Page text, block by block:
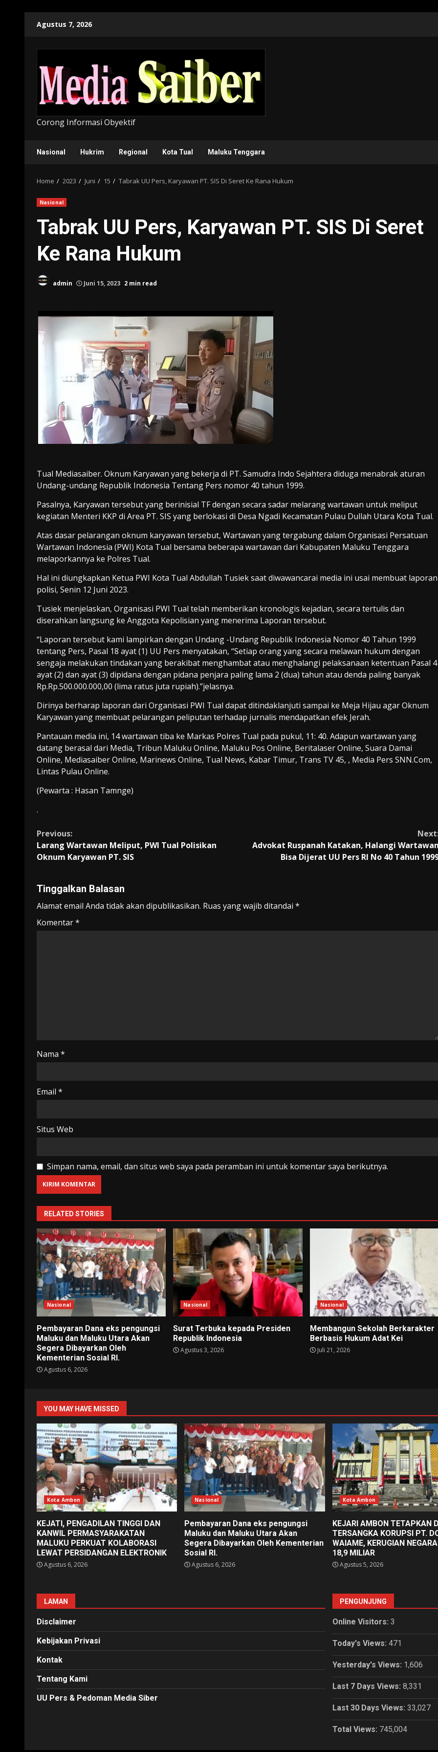
Agustus 7, 2026
Corong Informasi Obyektif
Nasional Hukrim Regional Kota Tual Maluku Tenggara
Home 2023 Juni 15 Tabrak UU Pers, Karyawan PT. SIS Di Seret Ke Rana Hukum
Nasional
Tabrak UU Pers, Karyawan PT. SIS Di Seret
Ke Rana Hukum
admin Juni 15, 2023 2 min read
Tual Mediasaiber. Oknum Karyawan yang bekerja di PT. Samudra Indo Sejahtera diduga menabrak aturan
Undang-undang Republik Indonesia Tentang Pers nomor 40 tahun 1999.
Pasalnya, Karyawan tersebut yang berinisial TF dengan secara sadar melarang wartawan untuk meliput
kegiatan Menteri KKP di Area PT. SIS yang berlokasi di Desa Ngadi Kecamatan Pulau Dullah Utara Kota Tual.
Atas dasar pelarangan oknum karyawan tersebut, Wartawan yang tergabung dalam Organisasi Persatuan
Wartawan Indonesia (PWI) Kota Tual bersama beberapa wartawan dari Kabupaten Maluku Tenggara
melaporkannya ke Polres Tual.
Hal ini diungkapkan Ketua PWI Kota Tual Abdullah Tusiek saat diwawancarai media ini usai membuat laporan
polisi, Senin 12 Juni 2023.
Tusiek menjelaskan, Organisasi PWI Tual telah memberikan kronologis kejadian, secara tertulis dan
diserahkan langsung ke Anggota Kepolisian yang menerima Laporan tersebut.
“Laporan tersebut kami lampirkan dengan Undang -Undang Republik Indonesia Nomor 40 Tahun 1999
tentang Pers, Pasal 18 ayat (1) UU Pers menyatakan, “Setiap orang yang secara melawan hukum dengan
sengaja melakukan tindakan yang berakibat menghambat atau menghalangi pelaksanaan ketentuan Pasal 4
ayat (2) dan ayat (3) dipidana dengan pidana penjara paling lama 2 (dua) tahun atau denda paling banyak
Rp.Rp.500.000.000,00 (lima ratus juta rupiah).”jelasnya.
Dirinya berharap laporan dari Organisasi PWI Tual dapat ditindaklanjuti sampai ke Meja Hijau agar Oknum
Karyawan yang membuat pelarangan peliputan terhadap jurnalis mendapatkan efek Jerah.
Pantauan media ini, 14 wartawan tiba ke Markas Polres Tual pada pukul, 11: 40. Adapun wartawan yang
datang berasal dari Media, Tribun Maluku Online, Maluku Pos Online, Beritalaser Online, Suara Damai
Online, Mediasaiber Online, Marinews Online, Tual News, Kabar Timur, Trans TV 45, , Media Pers SNN.Com,
Lintas Pulau Online.
(Pewarta : Hasan Tamnge)
.
Continue
Reading
Previous:
Larang Wartawan Meliput, PWI Tual Polisikan
Oknum Karyawan PT. SIS
Advokat Ruspanah Katakan, Halangi Wartawan
Bisa Dijerat UU Pers RI No 40 Tahun
Tinggalkan Balasan
Alamat email Anda tidak akan dipublikasikan. Ruas yang wajib ditandai *
Komentar*
Nama *
Email *
Situs Web
Simpan nama, email, dan situs web saya pada peramban ini untuk komentar saya berikutnya.
RELATED STORIES
Nasional
Pembayaran Dana eks pengungsi
Maluku dan Maluku Utara Akan
Segera Dibayarkan Oleh
Kementerian Sosial RI.
Agustus 6, 2026
Nasional
Surat Terbuka kepada Presiden
Republik Indonesia
Agustus 3, 2026
Nasional
Membangun Sekolah Berkarakter
Berbasis Hukum Adat Kei
Juli 21, 2026
YOU MAY HAVE MISSED
Kota Ambon
KEJATI, PENGADILAN TINGGI DAN
KANWIL PERMASYARAKATAN
MALUKU PERKUAT KOLABORASI
LEWAT PERSIDANGAN ELEKTRONIK
Agustus 6, 2026
Nasional
Pembayaran Dana eks pengungsi
Maluku dan Maluku Utara Akan
Segera Dibayarkan Oleh Kementerian
Sosial RI.
Agustus 6, 2026
Kota Ambon
KEJARI AMBON TETAPKAN
TERSANGKA KORUPSI PT.
WAIAME, KERUGIAN
18,9 MILIAR
Agustus 5, 2026
LAMAN
Disclaimer
Kebijakan Privasi
Kontak
Tentang Kami
UU Pers & Pedoman Media Siber
PENGUNJUNG
Online Visitors: 3
Today's Views: 471
Yesterday's Views: 1,606
Last 7 Days Views: 8,331
Last 30 Days Views: 33,027
Total Views: 745,004